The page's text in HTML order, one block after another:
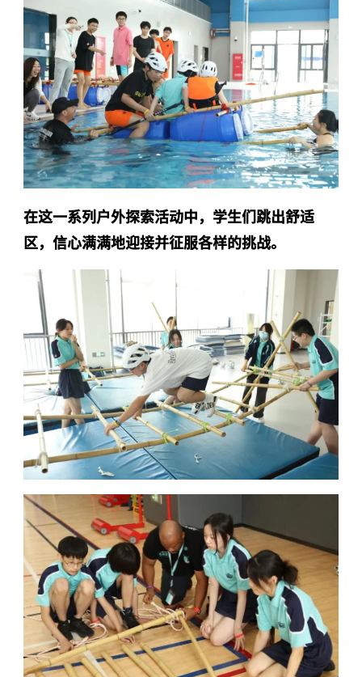
在这一系列户外探索活动中，学生们跳出舒适
区，信心满满地迎接并征服各样的挑战。